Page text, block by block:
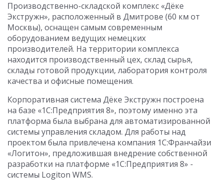
Производственно-складской комплекс «Дёке
Экстружн», расположенный в Дмитрове (60 км от
Москвы), оснащен самым современным
оборудованием ведущих немецких
производителей. На территории комплекса
находится производственный цех, склад сырья,
склады готовой продукции, лаборатория контроля
качества и офисные помещения.
Корпоративная система Дёке Экстружн построена
на базе «1С:Предприятия 8», поэтому именно эта
платформа была выбрана для автоматизированной
системы управления складом. Для работы над
проектом была привлечена компания 1С:Франчайзи
«Логитон», предложившая внедрение собственной
разработки на платформе «1С:Предприятия 8» -
системы Logiton WMS.